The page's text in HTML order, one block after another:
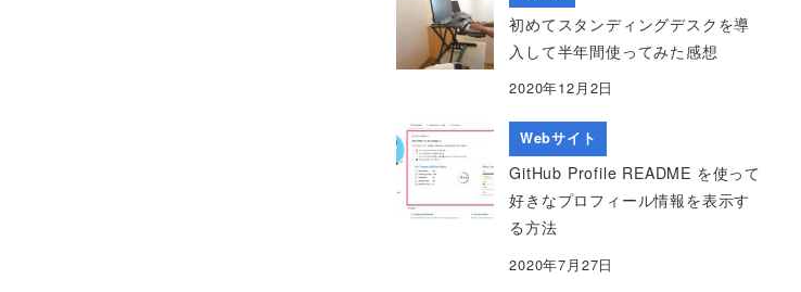
初めてスタンディングデスクを導
入して半年間使ってみた感想
2020年12月2日
Webサイト
GitHub Profile README を使って
好きなプロフィール情報を表示す
る方法
2020年7月27日